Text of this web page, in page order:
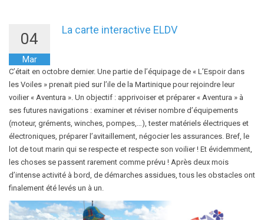
04
Mar
La carte interactive ELDV
C’était en octobre dernier. Une partie de l’équipage de « L’Espoir dans
les Voiles » prenait pied sur l’ile de la Martinique pour rejoindre leur
voilier « Aventura ». Un objectif : apprivoiser et préparer « Aventura » à
ses futures navigations : examiner et réviser nombre d’équipements
(moteur, gréments, winches, pompes,…), tester matériels électriques et
électroniques, préparer l’avitaillement, négocier les assurances. Bref, le
lot de tout marin qui se respecte et respecte son voilier ! Et évidemment,
les choses se passent rarement comme prévu ! Après deux mois
d’intense activité à bord, de démarches assidues, tous les obstacles ont
finalement été levés un à un.